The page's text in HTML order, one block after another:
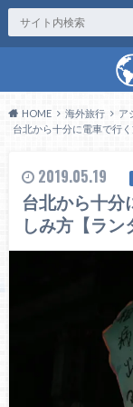
HOME 海外旅行 ア
台北から十分に電車で行
2019.05.19
台北から十分
しみ方【ラン